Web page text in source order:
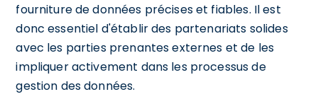
fourniture de données précises et fiables. Il est
donc essentiel d'établir des partenariats solides
avec les parties prenantes externes et de les
impliquer activement dans les processus de
gestion des données.